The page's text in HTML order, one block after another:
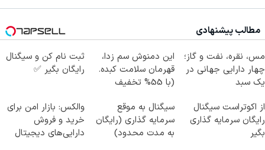
مطالب پیشنهادی
مس، نقره، نفت و گاز؛
چهار دارایی جهانی در
یک سبد
این دمنوش سم زدا،
قهرمان سلامت کبده.
(با 55% تخفیف
ثبت نام کن و سیگنال
رایگان بگیر ✅
از اکوتراست سیگنال
رایگان سرمایه گذاری
بگیر
سیگنال به موقع
سرمایه گذاری (رایگان
به مدت محدود)
والکس: بازار امن برای
خرید و فروش
دارایی‌های دیجیتال